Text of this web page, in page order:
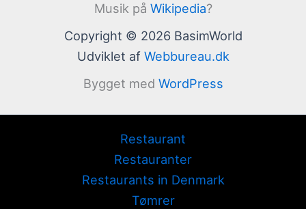
Musik på Wikipedia?
Copyright © 2026 BasimWorld
Udviklet af Webbureau.dk
Bygget med WordPress
Restaurant
Restauranter
Restaurants in Denmark
Tømrer